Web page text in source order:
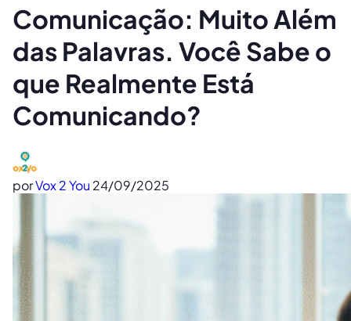
Comunicação: Muito Além
das Palavras. Você Sabe o
que Realmente Está
Comunicando?
porVox 2 You 24/09/2025